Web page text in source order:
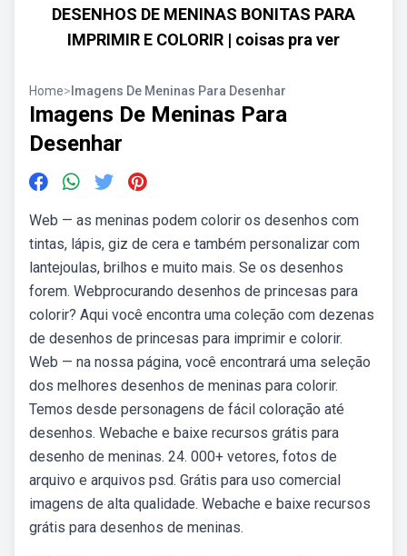
DESENHOS DE MENINAS BONITAS PARA
IMPRIMIR E COLORIR | coisas pra ver
Home> Imagens De Meninas Para Desenhar
Imagens De Meninas Para
Desenhar
Web — as meninas podem colorir os desenhos com
tintas, lápis, giz de cera e também personalizar com
lantejoulas, brilhos e muito mais. Se os desenhos
forem. Webprocurando desenhos de princesas para
colorir? Aqui você encontra uma coleção com dezenas
de desenhos de princesas para imprimir e colorir.
Web — na nossa página, você encontrará uma seleção
dos melhores desenhos de meninas para colorir.
Temos desde personagens de fácil coloração até
desenhos. Webache e baixe recursos grátis para
desenho de meninas. 24. 000+ vetores, fotos de
arquivo e arquivos psd. Grátis para uso comercial
imagens de alta qualidade. Webache e baixe recursos
grátis para desenhos de meninas.